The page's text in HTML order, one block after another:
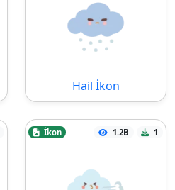
Hail İkon
İkon 1.2B 1